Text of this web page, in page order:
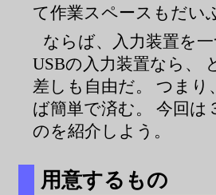
て作業スペースもだい
ならば、入力装置を
USBの入力装置なら、
差しも自由だ。 つまり
ば簡単で済む。 今回
のを紹介しよう。
用意するもの